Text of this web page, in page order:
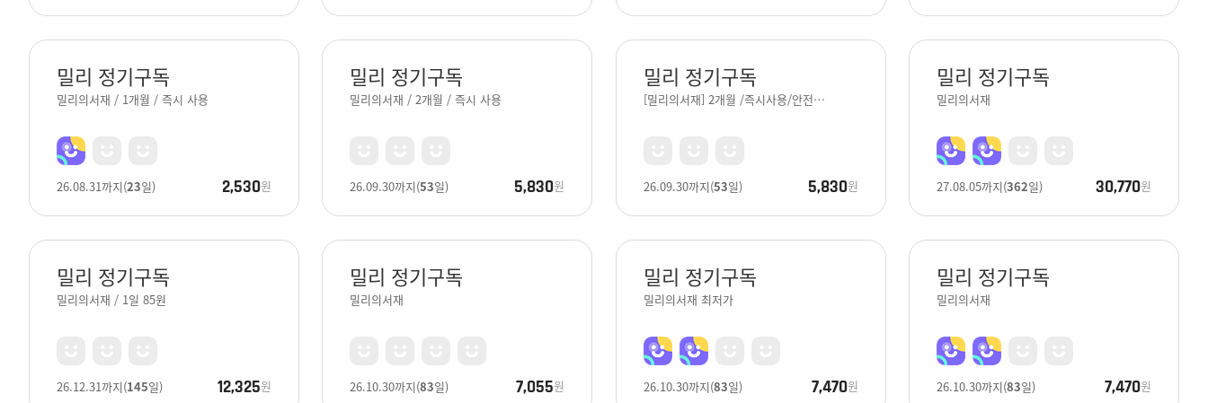
밀리 정기구독
밀리의서재 / 1개월 / 즉시 사용
26.08.31까지(23일) 2,530원
밀리 정기구독
밀리의서재 / 2개월 / 즉시 사용
26.09.30까지(53일) 5,830원
밀리 정기구독
[밀리의서재] 2개월 /즉시사용/안전…
26.09.30까지(53일) 5,830원
밀리 정기구독
밀리의서재
27.08.05까지(362일) 30,770원
밀리 정기구독
밀리의서재 / 1일 85원
26.12.31까지(145일) 12,325원
밀리 정기구독
밀리의서재
26.10.30까지(83일) 7,055원
밀리 정기구독
밀리의서재 최저가
26.10.30까지(83일) 7,470원
밀리 정기구독
밀리의서재
26.10.30까지(83일) 7,470원